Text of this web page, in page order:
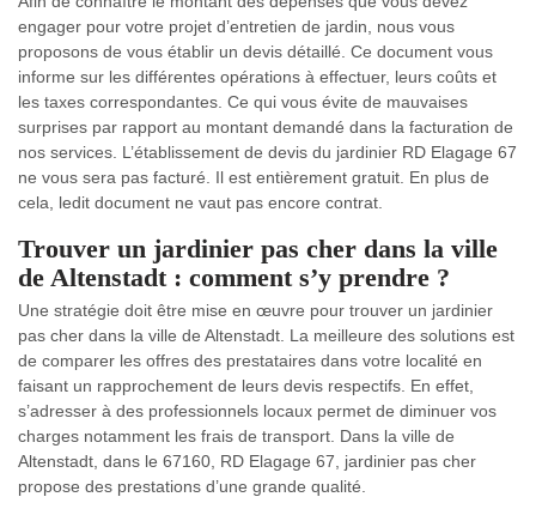
engager pour votre projet d’entretien de jardin, nous vous
proposons de vous établir un devis détaillé. Ce document vous
informe sur les différentes opérations à effectuer, leurs coûts et
les taxes correspondantes. Ce qui vous évite de mauvaises
surprises par rapport au montant demandé dans la facturation de
nos services. L’établissement de devis du jardinier RD Elagage 67
ne vous sera pas facturé. Il est entièrement gratuit. En plus de
cela, ledit document ne vaut pas encore contrat.
Trouver un jardinier pas cher dans la ville
de Altenstadt : comment s’y prendre ?
Une stratégie doit être mise en œuvre pour trouver un jardinier
pas cher dans la ville de Altenstadt. La meilleure des solutions est
de comparer les offres des prestataires dans votre localité en
faisant un rapprochement de leurs devis respectifs. En effet,
s’adresser à des professionnels locaux permet de diminuer vos
charges notamment les frais de transport. Dans la ville de
Altenstadt, dans le 67160, RD Elagage 67, jardinier pas cher
propose des prestations d’une grande qualité.